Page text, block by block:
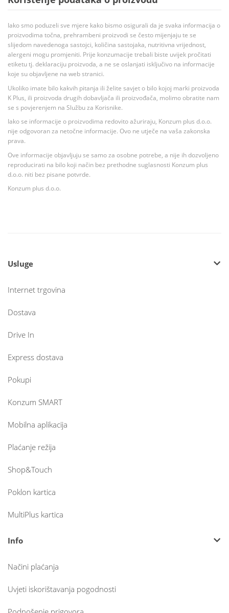
Iako smo poduzeli sve mjere kako bismo osigurali da je svaka informacija o
proizvodima točna, prehrambeni proizvodi se često mijenjaju te se
slijedom navedenoga sastojci, količina sastojaka, nutritivna vrijednost,
alergeni mogu promjeniti. Prije konzumacije trebali biste uvijek pročitati
etiketu tj. deklaraciju proizvoda, a ne se oslanjati isključivo na informacije
koje su objavljene na web stranici.
Ukoliko imate bilo kakvih pitanja ili želite savjet o bilo kojoj marki proizvoda
K Plus, ili proizvoda drugih dobavljača ili proizvođača, molimo obratite nam
se s povjerenjem na Službu za Korisnike.
Iako se informacije o proizvodima redovito ažuriraju, Konzum plus d.o.o.
nije odgovoran za netočne informacije. Ovo ne utječe na vaša zakonska
prava.
Ove informacije objavljuju se samo za osobne potrebe, a nije ih dozvoljeno
reproducirati na bilo koji način bez prethodne suglasnosti Konzum plus
d.o.o. niti bez pisane potvrde.
Konzum plus d.o.o.
Usluge
Internet trgovina
Dostava
Drive In
Express dostava
Pokupi
Konzum SMART
Mobilna aplikacija
Plaćanje režija
Shop&Touch
Poklon kartica
MultiPlus kartica
Info
Načini plaćanja
Uvjeti iskorištavanja pogodnosti